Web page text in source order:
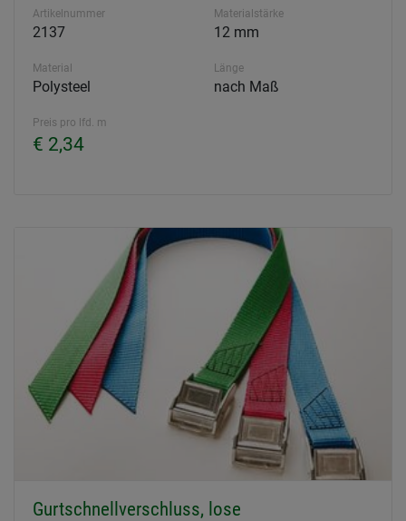
Artikelnummer
2137
Materialstärke
12 mm
Material
Polysteel
Länge
nach Maß
Preis pro lfd. m
€ 2,34
Gurtschnellverschluss, lose